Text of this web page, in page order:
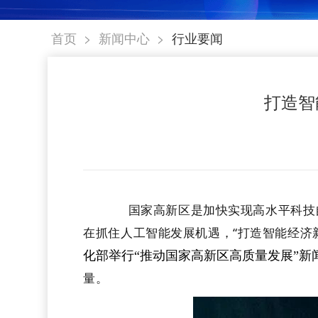
首页 > 新闻中心 > 行业要闻
打造
国家高新区是加快实现高水平科技
在抓住人工智能发展机遇，“打造智能经
化部举行“推动国家高新区高质量发展”新
量。